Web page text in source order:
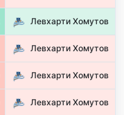
Левхарти Хомутов
Левхарти Хомутов
Левхарти Хомутов
Левхарти Хомутов